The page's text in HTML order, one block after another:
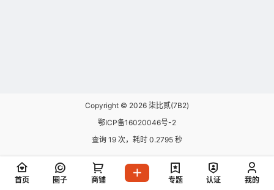
Copyright © 2026 柒比贰(7B2)
鄂ICP备16020046号-2
查询 19 次，耗时 0.2795 秒
首页 圈子 商铺 专题 认证 我的